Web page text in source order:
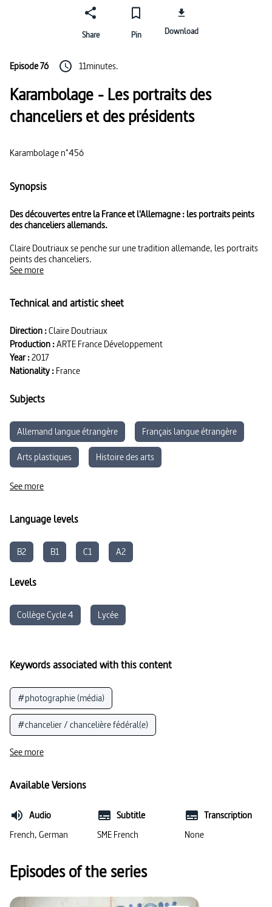
Share Pin Download
Episode 76 11minutes.
Karambolage - Les portraits des
chanceliers et des présidents
Karambolage n°456
Synopsis
Des découvertes entre la France et l'Allemagne : les portraits peints
des chanceliers allemands.
Claire Doutriaux se penche sur une tradition allemande, les portraits
peints des chanceliers.
See more
Technical and artistic sheet
Direction :Claire Doutriaux
Production :ARTE France Développement
Year :2017
Nationality :France
Subjects
Allemand langue étrangère
Français langue étrangère
Arts plastiques
Histoire des arts
Économie et société
See more
Language levels
B2 B1 C1 A2
Levels
Collège Cycle 4 Lycée
Keywords associated with this content
#photographie (média)
#chancelier / chancelière fédéral(e)
#compétence de communication interculturelle
#conventions spécifiques à la culture
#démocratie et société #photographie (optique)
See more
Available Versions
Audio
French, German
Subtitle
SME French
Transcription
None
Episodes of the series